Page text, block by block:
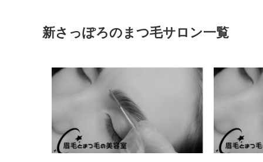
新さっぽろのまつ毛サロン一覧